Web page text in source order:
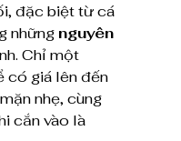
đặc biệt từ cá
những nguyên
Chỉ một
có giá lên đến
nhẹ, cùng
cắn vào là